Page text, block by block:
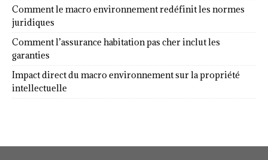
Comment le macro environnement redéfinit les normes
juridiques
Comment l’assurance habitation pas cher inclut les
garanties
Impact direct du macro environnement sur la propriété
intellectuelle